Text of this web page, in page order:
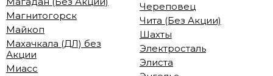
Магнитогорск
Майкоп
Махачкала (ДЛ) без
Акции
Миасс
Череповец
Чита (Без Акции)
Шахты
Электросталь
Элиста